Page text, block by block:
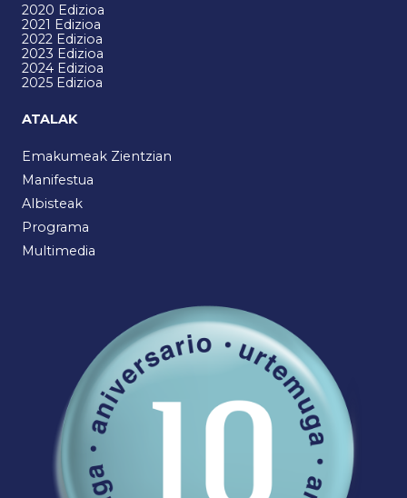
2020 Edizioa
2021 Edizioa
2022 Edizioa
2023 Edizioa
2024 Edizioa
2025 Edizioa
ATALAK
Emakumeak Zientzian
Manifestua
Albisteak
Programa
Multimedia